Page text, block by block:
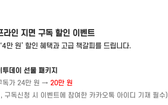
라인 지면 구독 할인 이벤트
만 원’ 할인 혜택과 고급 책갈피를 드립니다.
투데이 선물 패키지
독가 24만 원 → 20만 원
구독신청 시 이벤트에 참여한 카카오톡 아이디 기재 필수)